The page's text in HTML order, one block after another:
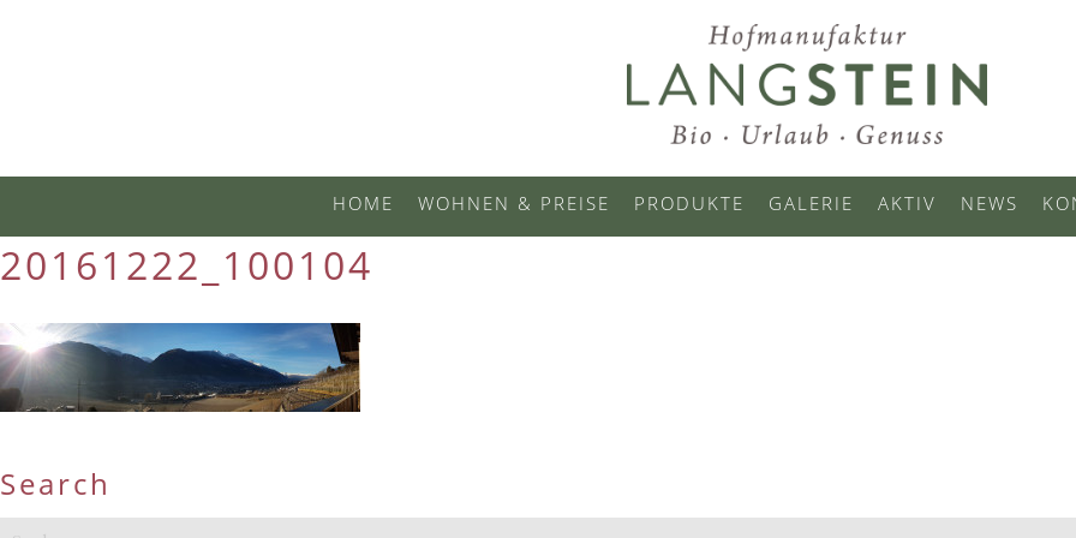
HOME WOHNEN & PREISE PRODUKTE GALERIE AKTIV NEWS
20161222_100104
Search
Suchen